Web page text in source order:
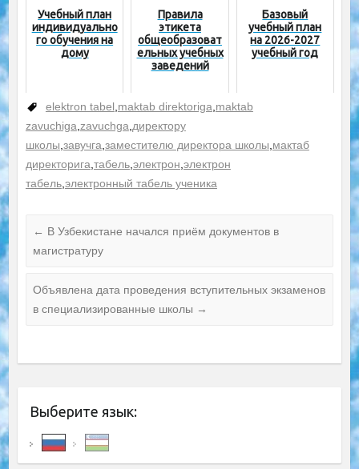
(ФОТО)
Учебный план
индивидуально
го обучения на
дому
Правила
этикета
общеобразоват
ельных учебных
заведений
Базовый
учебный план
на 2026-2027
учебный год
elektron tabel,maktab direktoriga,maktab
zavuchiga,zavuchga,директору
школы,завучга,заместителю директора школы,мактаб
директорига,табель,электрон,электрон
табель,электронный табель ученика
← В Узбекистане начался приём документов в
магистратуру
Объявлена дата проведения вступительных экзаменов
в специализированные школы →
Выберите язык: